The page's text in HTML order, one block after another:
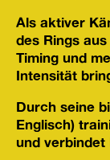
Als aktiver
des Rings
Timing und
Intensität
Durch seine
Englisch)
und